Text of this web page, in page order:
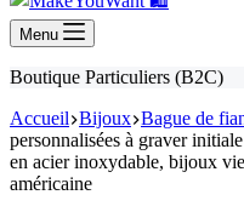
Menu
Boutique Particuliers (B2C)
Accueil Bijoux Bague de
personnalisées à graver
en acier inoxydable, bijoux
américaine